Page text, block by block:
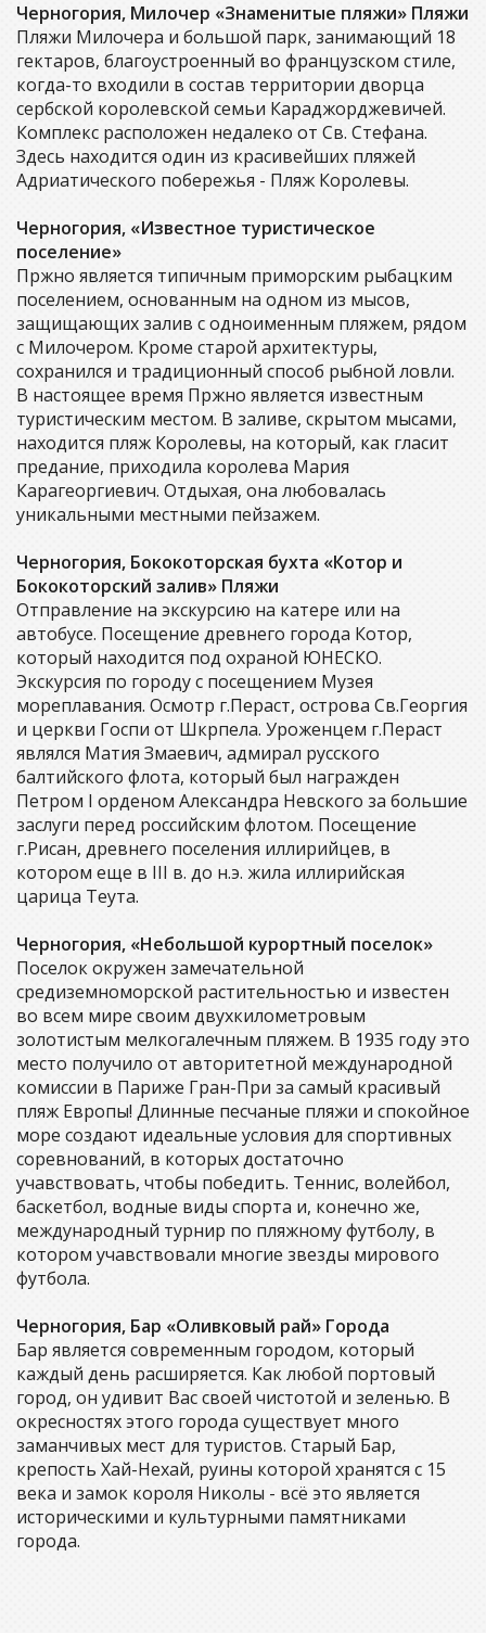
Черногория, Милочер «Знаменитые пляжи» Пляжи
Пляжи Милочера и большой парк, занимающий 18
гектаров, благоустроенный во французском стиле,
когда-то входили в состав территории дворца
сербской королевской семьи Караджорджевичей.
Комплекс расположен недалеко от Св. Стефана.
Здесь находится один из красивейших пляжей
Адриатического побережья - Пляж Королевы.
Черногория, «Известное туристическое
поселение»
Пржно является типичным приморским рыбацким
поселением, основанным на одном из мысов,
защищающих залив с одноименным пляжем, рядом
с Милочером. Кроме старой архитектуры,
сохранился и традиционный способ рыбной ловли.
В настоящее время Пржно является известным
туристическим местом. В заливе, скрытом мысами,
находится пляж Королевы, на который, как гласит
предание, приходила королева Мария
Карагеоргиевич. Отдыхая, она любовалась
уникальными местными пейзажем.
Черногория, Бококоторская бухта «Котор и
Бококоторский залив» Пляжи
Отправление на экскурсию на катере или на
автобусе. Посещение древнего города Котор,
который находится под охраной ЮНЕСКО.
Экскурсия по городу с посещением Музея
мореплавания. Осмотр г.Пераст, острова Св.Георгия
и церкви Госпи от Шкрпела. Уроженцем г.Пераст
являлся Матия Змаевич, адмирал русского
балтийского флота, который был награжден
Петром I орденом Александра Невского за большие
заслуги перед российским флотом. Посещение
г.Рисан, древнего поселения иллирийцев, в
котором еще в III в. до н.э. жила иллирийская
царица Теута.
Черногория, «Небольшой курортный поселок»
Поселок окружен замечательной
средиземноморской растительностью и известен
во всем мире своим двухкилометровым
золотистым мелкогалечным пляжем. В 1935 году это
место получило от авторитетной международной
комиссии в Париже Гран-При за самый красивый
пляж Европы! Длинные песчаные пляжи и спокойное
море создают идеальные условия для спортивных
соревнований, в которых достаточно
учавствовать, чтобы победить. Теннис, волейбол,
баскетбол, водные виды спорта и, конечно же,
международный турнир по пляжному футболу, в
котором учавствовали многие звезды мирового
футбола.
Черногория, Бар «Оливковый рай» Города
Бар является современным городом, который
каждый день расширяется. Как любой портовый
город, он удивит Вас своей чистотой и зеленью. В
окресностях этого города существует много
заманчивых мест для туристов. Старый Бар,
крепость Хай-Нехай, руины которой хранятся с 15
века и замок короля Николы - всё это является
историческими и культурными памятниками
города.